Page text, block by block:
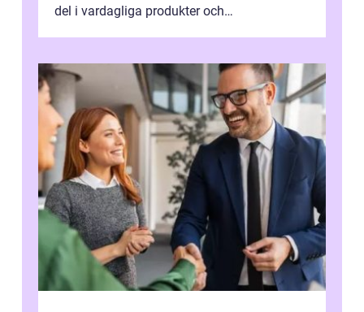
del i vardagliga produkter och